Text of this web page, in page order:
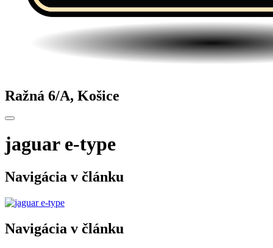
Ražná 6/A, Košice
jaguar e-type
Navigácia v článku
Navigácia v článku